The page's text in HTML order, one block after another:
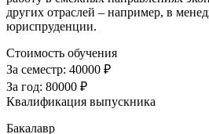
других отраслей – например, в
юриспруденции.
Стоимость обучения
За семестр: 40000 ₽
За год: 80000 ₽
Квалификация выпускника
Бакалавр